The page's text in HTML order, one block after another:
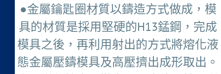
●金屬鑰匙圈材質以鑄造方式做成，模
具的材質是採用堅硬的H13錳鋼，完成
模具之後，再利用射出的方式將熔化液
態金屬壓鑄模具及高壓擠出成形取出。